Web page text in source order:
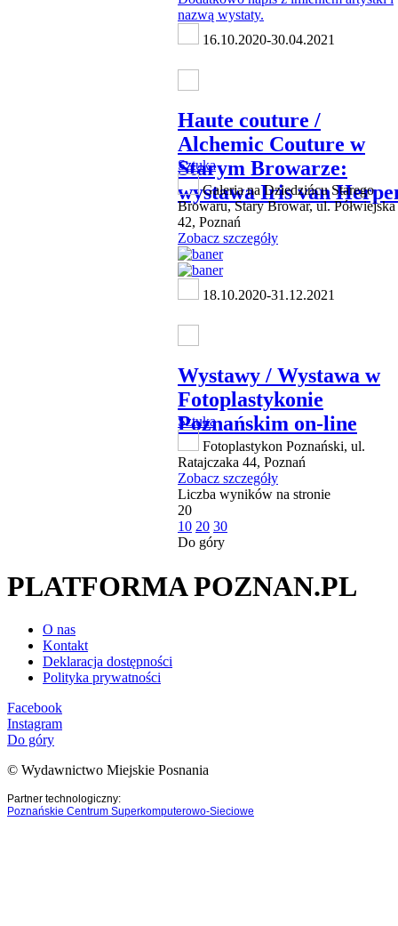
16.10.2020-30.04.2021
Haute couture /
Alchemic Couture w
Starym Browarze:
wystawa Iris van
Sztuka
Galeria na Dziedzińcu Starego
Browaru, Stary Browar, ul. Półwiejska
42, Poznań
Zobacz szczegóły
18.10.2020-31.12.2021
Wystawy / Wystawa w
Fotoplastykonie
Poznańskim on-line
Sztuka
Fotoplastykon Poznański, ul.
Ratajczaka 44, Poznań
Zobacz szczegóły
Liczba wyników na stronie
20
10 20 30
Do góry
PLATFORMA POZNAN.PL
O nas
Kontakt
Deklaracja dostępności
Polityka prywatności
Facebook
Instagram
Do góry
© Wydawnictwo Miejskie Posnania
Partner technologiczny:
Poznańskie Centrum Superkomputerowo-Sieciowe